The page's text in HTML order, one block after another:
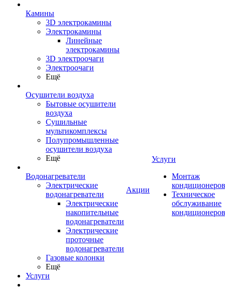
Камины
3D электрокамины
Электрокамины
Линейные
электрокамины
3D электроочаги
Электроочаги
Ещё
Осушители воздуха
Бытовые осушители
воздуха
Сушильные
мультикомплексы
Полупромышленные
осушители воздуха
Ещё
Водонагреватели
Электрические
водонагреватели
Электрические
накопительные
водонагреватели
Электрические
проточные
водонагреватели
Газовые колонки
Ещё
Услуги
Акции
Услуги
Монтаж
кондиционеров
Техническое
обслуживание
кондиционеров